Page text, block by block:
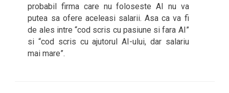
probabil firma care nu foloseste AI nu va
putea sa ofere aceleasi salarii. Asa ca va fi
de ales intre “cod scris cu pasiune si fara AI”
si “cod scris cu ajutorul AI-ului, dar salariu
mai mare”.